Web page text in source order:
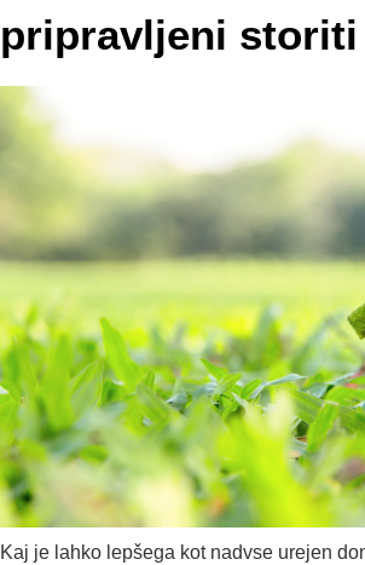
pripravljeni storiti
Kaj je lahko lepšega kot nadvse urejen